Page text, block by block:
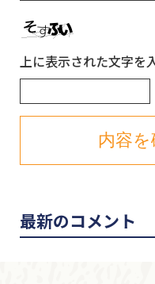
上に表示された文字を
最新のコメント